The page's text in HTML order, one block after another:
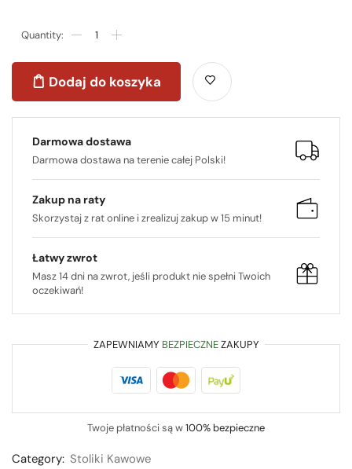
Dodaj do koszyka
Darmowa dostawa
Darmowa dostawa na terenie całej Polski!
Zakup na raty
Skorzystaj z rat online i zrealizuj zakup w 15 minut!
Łatwy zwrot
Masz 14 dni na zwrot, jeśli produkt nie spełni Twoich
oczekiwań!
ZAPEWNIAMY BEZPIECZNEZAKUPY
Twoje płatności są w100% bezpieczne
Category: Stoliki Kawowe